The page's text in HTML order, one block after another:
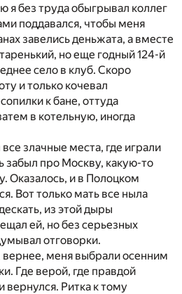
я без труда обыгрывал коллег
поддавался, чтобы меня
завелись деньжата, а вместе
но еще годный 124-й
село в клуб. Скоро
и только кочевал
к бане, оттуда
в котельную, иногда
злачные места, где играли
забыл про Москву, какую-то
Оказалось, и в Полоцком
Вот только мать все ныла
из этой дыры
ей, но без серьезных
отговорки.
меня выбрали осенним
Где верой, где правдой
Ритка к тому